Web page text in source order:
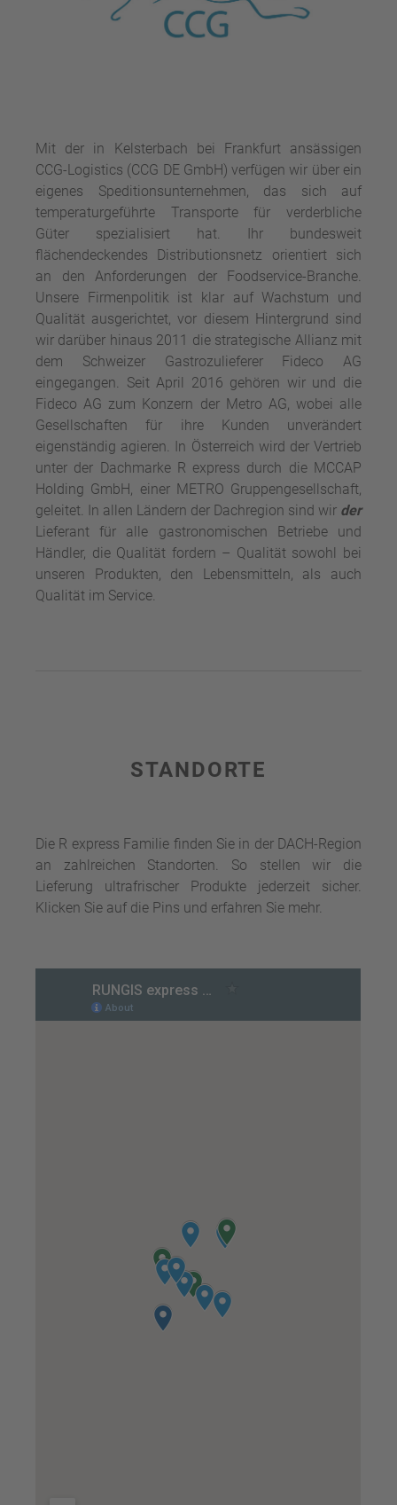
Mit der in Kelsterbach bei Frankfurt ansässigen
CCG-Logistics (CCG DE GmbH) verfügen wir über ein
eigenes Speditionsunternehmen, das sich auf
temperaturgeführte Transporte für verderbliche
Güter spezialisiert hat. Ihr bundesweit
flächendeckendes Distributionsnetz orientiert sich
an den Anforderungen der Foodservice-Branche.
Unsere Firmenpolitik ist klar auf Wachstum und
Qualität ausgerichtet, vor diesem Hintergrund sind
wir darüber hinaus 2011 die strategische Allianz mit
dem Schweizer Gastrozulieferer Fideco AG
eingegangen. Seit April 2016 gehören wir und die
Fideco AG zum Konzern der Metro AG, wobei alle
Gesellschaften für ihre Kunden unverändert
eigenständig agieren. In Österreich wird der Vertrieb
unter der Dachmarke R express durch die MCCAP
Holding GmbH, einer METRO Gruppengesellschaft,
geleitet. In allen Ländern der Dachregion sind wir der
Lieferant für alle gastronomischen Betriebe und
Händler, die Qualität fordern – Qualität sowohl bei
unseren Produkten, den Lebensmitteln, als auch
Qualität im Service.
STANDORTE
Die R express Familie finden Sie in der DACH-Region
an zahlreichen Standorten. So stellen wir die
Lieferung ultrafrischer Produkte jederzeit sicher.
Klicken Sie auf die Pins und erfahren Sie mehr.